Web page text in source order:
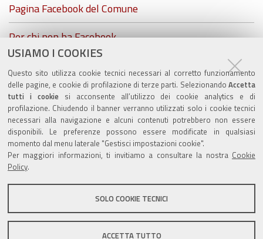
USIAMO I COOKIES
Questo sito utilizza cookie tecnici necessari al corretto funzionamento
delle pagine, e cookie di profilazione di terze parti. Selezionando Accetta
tutti i cookiesi acconsente all’utilizzo dei cookie analytics e di
profilazione. Chiudendo il banner verranno utilizzati solo i cookie tecnici
necessari alla navigazione e alcuni contenuti potrebbero non essere
disponibili. Le preferenze possono essere modificate in qualsiasi
momento dal menu laterale "Gestisci impostazioni cookie".
Per maggiori informazioni, ti invitiamo a consultare la nostra Cookie
Policy.
SOLO COOKIE TECNICI
ACCETTA TUTTO
Pagina Facebook del Comune
Per chi non ha Facebook...
ZolaGram - il canale Telegram del Comune di Zola
Predosa
Valuta questo sito
Sito istituzionale Comune di Zola Predosa